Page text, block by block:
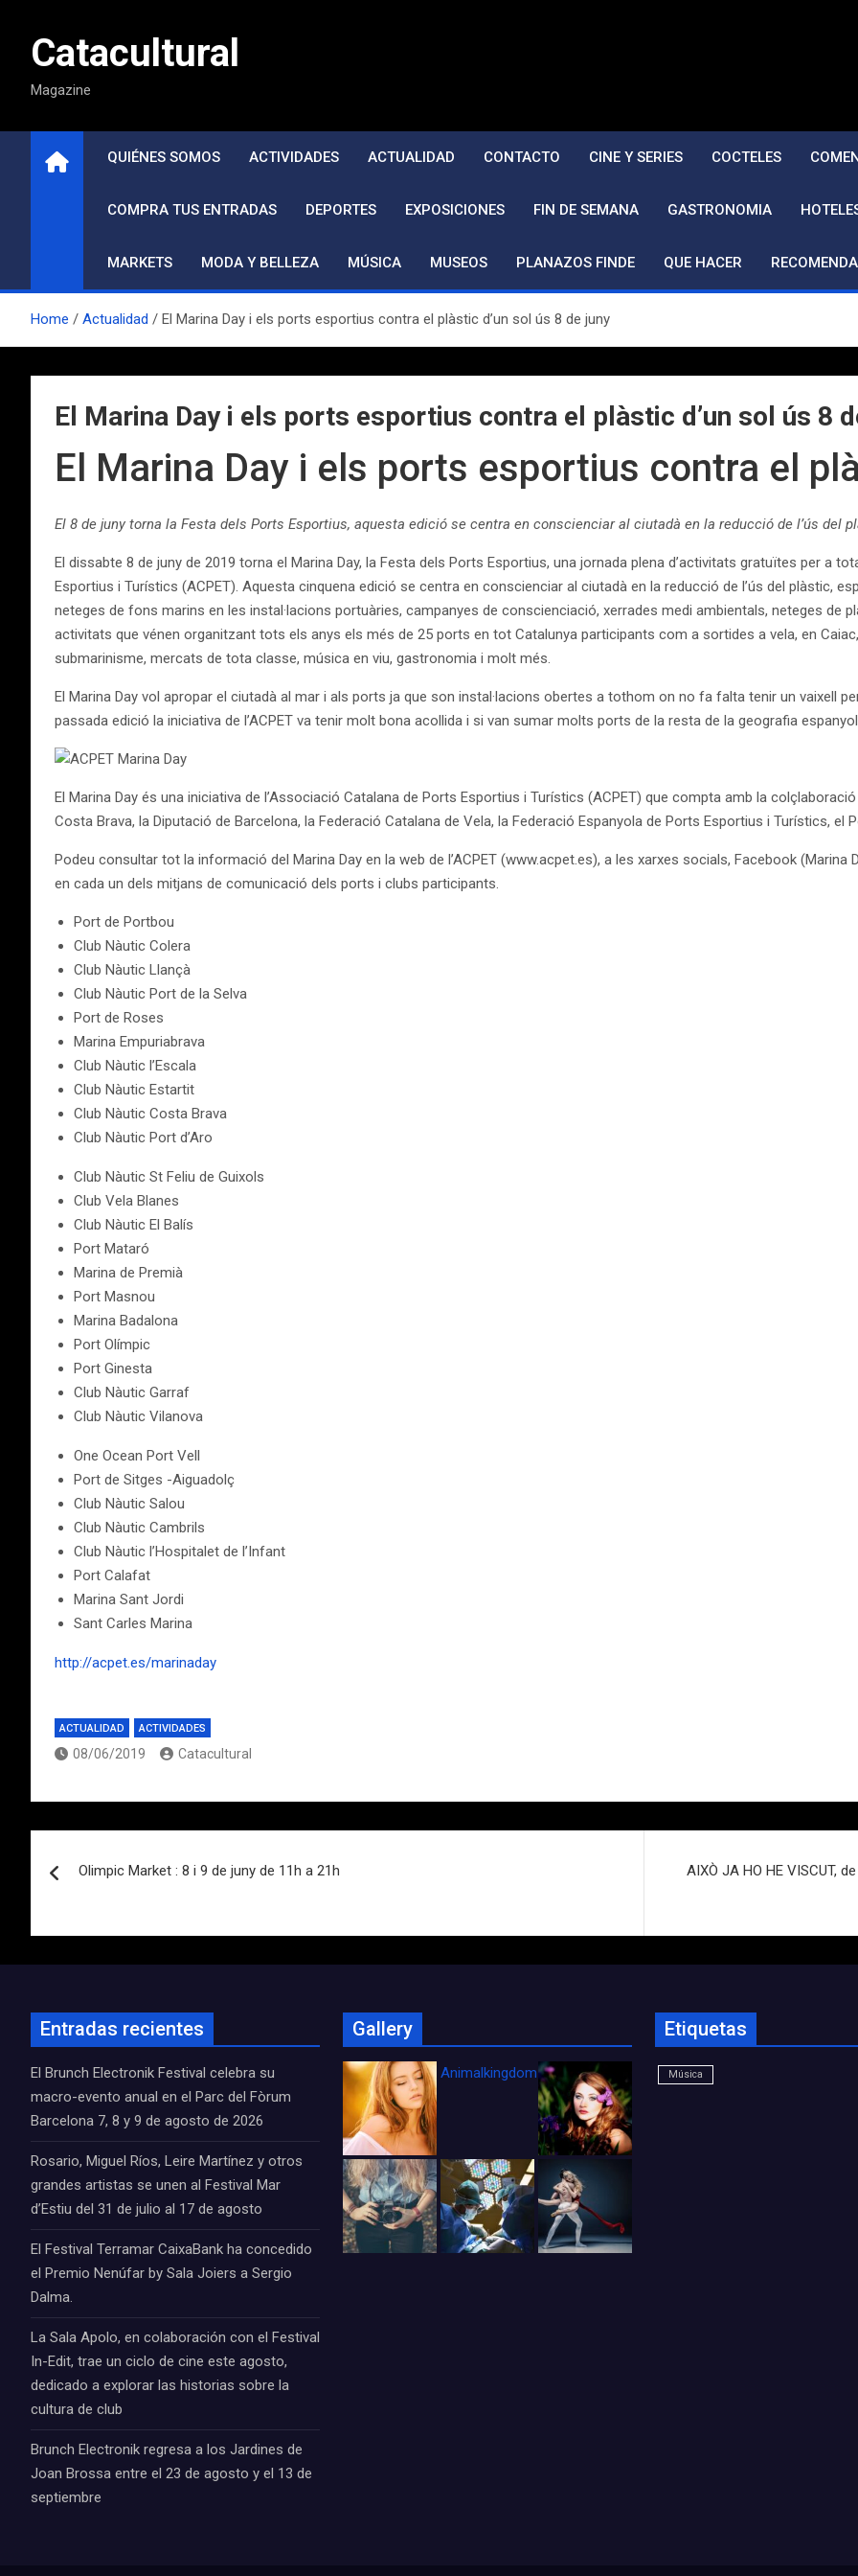
contenidoCatacultural
Magazine
QUIÉNES SOMOS ACTIVIDADES ACTUALIDAD CONTACTO CINE Y SERIES COCTELES
COMPRA TUS ENTRADAS DEPORTES EXPOSICIONES FIN DE SEMANA GASTRONOMIA
MARKETS MODA Y BELLEZA MÚSICA MUSEOS PLANAZOS FINDE QUE HACER
Home Actualidad El Marina Day i els ports esportius contra el plàstic d’un sol ús 8 de juny
El Marina Day i els ports esportius contra el plàstic d’un sol ús 8
El Marina Day i els ports esportius contra el
El 8 de juny torna la Festa dels Ports Esportius, aquesta edició se centra en conscienciar al ciutadà en la reducció de l’ús
El dissabte 8 de juny de 2019 torna el Marina Day, la Festa dels Ports Esportius, una jornada plena d’activitats gratuïtes per a
Esportius i Turístics (ACPET). Aquesta cinquena edició se centra en conscienciar al ciutadà en la reducció de l’ús del plàstic,
neteges de fons marins en les instal·lacions portuàries, campanyes de conscienciació, xerrades medi ambientals, neteges de
activitats que vénen organitzant tots els anys els més de 25 ports en tot Catalunya participants com a sortides a vela, en
submarinisme, mercats de tota classe, música en viu, gastronomia i molt més.
El Marina Day vol apropar el ciutadà al mar i als ports ja que son instal·lacions obertes a tothom on no fa falta tenir un vaixell
passada edició la iniciativa de l’ACPET va tenir molt bona acollida i si van sumar molts ports de la resta de la geografia
El Marina Day és una iniciativa de l’Associació Catalana de Ports Esportius i Turístics (ACPET) que compta amb la
Costa Brava, la Diputació de Barcelona, la Federació Catalana de Vela, la Federació Espanyola de Ports Esportius i Turístics, el
Podeu consultar tot la informació del Marina Day en la web de l’ACPET (www.acpet.es), a les xarxes socials, Facebook (Marina
en cada un dels mitjans de comunicació dels ports i clubs participants.
Port de Portbou
Club Nàutic Colera
Club Nàutic Llançà
Club Nàutic Port de la Selva
Port de Roses
Marina Empuriabrava
Club Nàutic l’Escala
Club Nàutic Estartit
Club Nàutic Costa Brava
Club Nàutic Port d’Aro
Club Nàutic St Feliu de Guixols
Club Vela Blanes
Club Nàutic El Balís
Port Mataró
Marina de Premià
Port Masnou
Marina Badalona
Port Olímpic
Port Ginesta
Club Nàutic Garraf
Club Nàutic Vilanova
One Ocean Port Vell
Port de Sitges -Aiguadolç
Club Nàutic Salou
Club Nàutic Cambrils
Club Nàutic l’Hospitalet de l’Infant
Port Calafat
Marina Sant Jordi
Sant Carles Marina
http://acpet.es/marinaday
ACTUALIDAD ACTIVIDADES
08/06/2019 Catacultural
de
entradas
Olimpic Market : 8 i 9 de juny de 11h a 21h
AIXÒ JA HO HE VISCUT,
Entradas recientes
El Brunch Electronik Festival celebra su
macro-evento anual en el Parc del Fòrum
Barcelona 7, 8 y 9 de agosto de 2026
Rosario, Miguel Ríos, Leire Martínez y otros
grandes artistas se unen al Festival Mar
d’Estiu del 31 de julio al 17 de agosto
El Festival Terramar CaixaBank ha concedido
el Premio Nenúfar by Sala Joiers a Sergio
Dalma.
La Sala Apolo, en colaboración con el Festival
In-Edit, trae un ciclo de cine este agosto,
dedicado a explorar las historias sobre la
cultura de club
Brunch Electronik regresa a los Jardines de
Joan Brossa entre el 23 de agosto y el 13 de
septiembre
Gallery
Animalkingdom_FichaCine
Etiquetas
Música